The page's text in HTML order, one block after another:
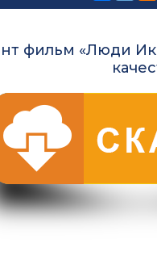
фильм «Люди